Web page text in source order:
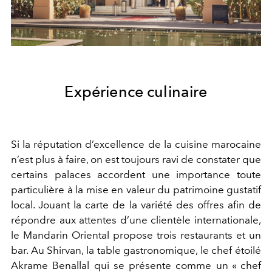
Expérience culinaire
Si la réputation d’excellence de la cuisine marocaine
n’est plus à faire, on est toujours ravi de constater que
certains palaces accordent une importance toute
particulière à la mise en valeur du patrimoine gustatif
local. Jouant la carte de la variété des offres afin de
répondre aux attentes d’une clientèle internationale,
le Mandarin Oriental propose trois restaurants et un
bar. Au Shirvan, la table gastronomique, le chef étoilé
Akrame Benallal qui se présente comme un « chef